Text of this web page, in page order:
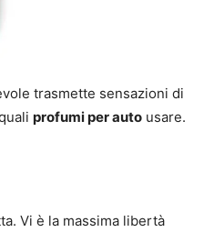
trasmette sensazioni di
profumi per auto usare.
Vi è la massima libertà